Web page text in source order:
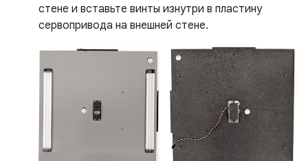
стене и вставьте винты изнутри в пластину
сервопривода на внешней стене.